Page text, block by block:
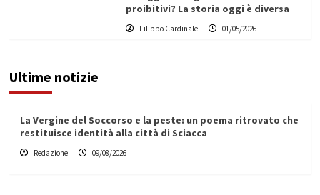
proibitivi? La storia oggi è diversa
Filippo Cardinale 01/05/2026
Ultime notizie
La Vergine del Soccorso e la peste: un poema ritrovato che
restituisce identità alla città di Sciacca
Redazione 09/08/2026